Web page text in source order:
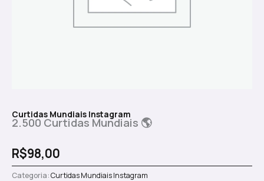
Curtidas Mundiais Instagram
2.500 Curtidas Mundiais 🌎
R$98,00
Categoria:Curtidas Mundiais Instagram